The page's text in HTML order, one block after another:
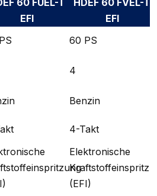
60 FUEL-T
EFI
HDEF 60 FVEL-T
EFI
60 PS
4
Benzin
4-Takt
Elektronische
(EFI)